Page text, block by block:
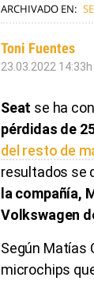
ARCHIVADO EN:
Toni Fuentes
23.03.2022 14:33h
Seat se ha
pérdidas de
del resto de
resultados se
la compañía,
Volkswagen
Según Matías
microchips